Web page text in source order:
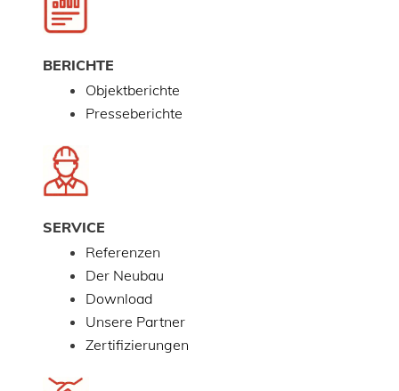
BERICHTE
Objektberichte
Presseberichte
SERVICE
Referenzen
Der Neubau
Download
Unsere Partner
Zertifizierungen